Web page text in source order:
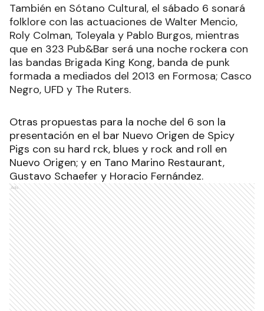
También en Sótano Cultural, el sábado 6 sonará
folklore con las actuaciones de Walter Mencio,
Roly Colman, Toleyala y Pablo Burgos, mientras
que en 323 Pub&Bar será una noche rockera con
las bandas Brigada King Kong, banda de punk
formada a mediados del 2013 en Formosa; Casco
Negro, UFD y The Ruters.
Otras propuestas para la noche del 6 son la
presentación en el bar Nuevo Origen de Spicy
Pigs con su hard rck, blues y rock and roll en
Nuevo Origen; y en Tano Marino Restaurant,
Gustavo Schaefer y Horacio Fernández.
Ads